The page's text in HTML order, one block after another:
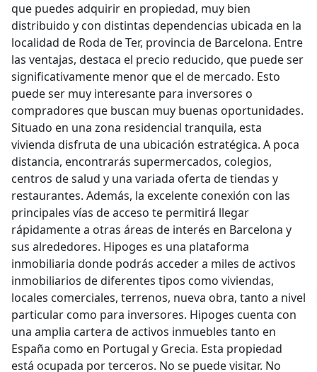
que puedes adquirir en propiedad, muy bien
distribuido y con distintas dependencias ubicada en la
localidad de Roda de Ter, provincia de Barcelona. Entre
las ventajas, destaca el precio reducido, que puede ser
significativamente menor que el de mercado. Esto
puede ser muy interesante para inversores o
compradores que buscan muy buenas oportunidades.
Situado en una zona residencial tranquila, esta
vivienda disfruta de una ubicación estratégica. A poca
distancia, encontrarás supermercados, colegios,
centros de salud y una variada oferta de tiendas y
restaurantes. Además, la excelente conexión con las
principales vías de acceso te permitirá llegar
rápidamente a otras áreas de interés en Barcelona y
sus alrededores. Hipoges es una plataforma
inmobiliaria donde podrás acceder a miles de activos
inmobiliarios de diferentes tipos como viviendas,
locales comerciales, terrenos, nueva obra, tanto a nivel
particular como para inversores. Hipoges cuenta con
una amplia cartera de activos inmuebles tanto en
España como en Portugal y Grecia. Esta propiedad
está ocupada por terceros. No se puede visitar. No